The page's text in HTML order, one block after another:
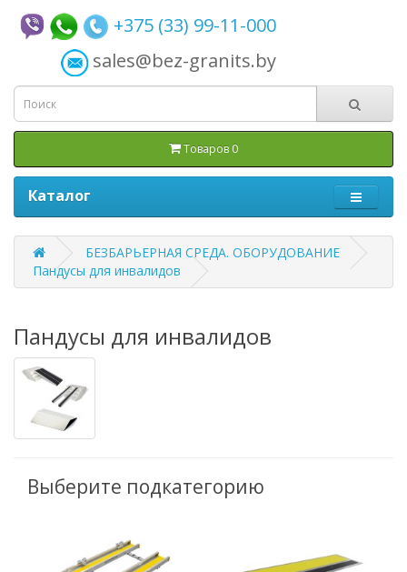
+375 (33) 99-11-000
sales@bez-granits.by
Товаров 0
Каталог
БЕЗБАРЬЕРНАЯ СРЕДА. ОБОРУДОВАНИЕ
Пандусы для инвалидов
Пандусы для инвалидов
Выберите подкатегорию